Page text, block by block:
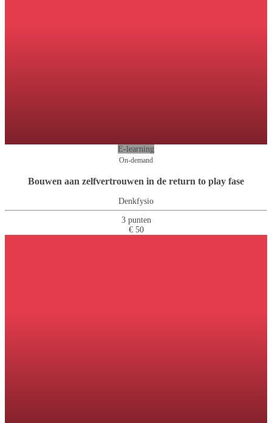
E-learning
On-demand
Bouwen aan zelfvertrouwen in de return to play fase
Denkfysio
3 punten
€ 50